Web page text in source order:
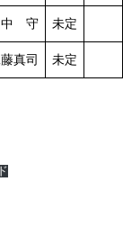
中 守 未定
真司 未定